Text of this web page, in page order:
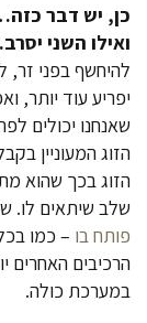
כן, יש דבר
ואילו השני יסרב.
להיחשף בפני
יפריע עוד יותר,
שאנחנו יכולים
הזוג המעוניין
הזוג בכך שהוא
שלב שיתאים לו.
פותח בו – כמו
הרכיבים האחרים
במערכת כולה.